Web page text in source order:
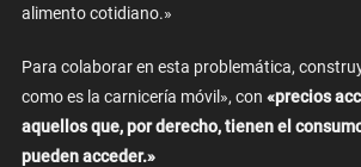
alimento cotidiano.»
Para colaborar en esta problemática,
como es la carnicería móvil», con «precios
aquellos que, por derecho, tienen el
pueden acceder.»